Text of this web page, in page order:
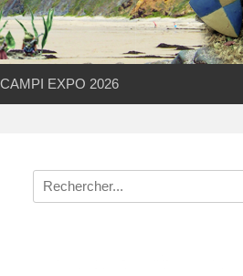
CAMPI EXPO 2026
Recherche
pour